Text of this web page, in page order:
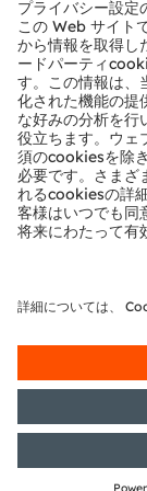
テクニカルサポー
パートナーネット
通報
© 2026 ams-
プライバシーポリ
AI利用ポリシー